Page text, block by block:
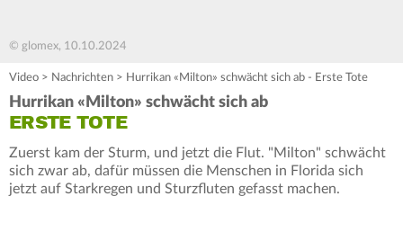
© glomex, 10.10.2024
Video > Nachrichten > Hurrikan «Milton» schwächt sich ab - Erste Tote
Hurrikan «Milton» schwächt sich ab
ERSTE TOTE
Zuerst kam der Sturm, und jetzt die Flut. "Milton" schwächt
sich zwar ab, dafür müssen die Menschen in Florida sich
jetzt auf Starkregen und Sturzfluten gefasst machen.